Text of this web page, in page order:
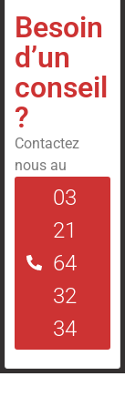
Besoin
d’un
conseil
?
Contactez
nous au
03
21
64
32
34